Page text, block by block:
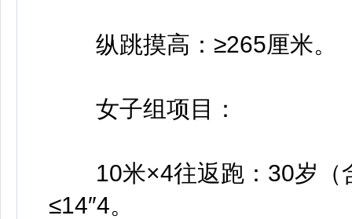
纵跳摸高：≥265厘米。
女子组项目：
10米×4往返跑：30岁（
≤14″4。